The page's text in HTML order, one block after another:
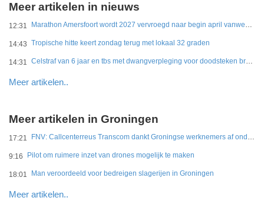
Meer artikelen in nieuws
12:31 Marathon Amersfoort wordt 2027 vervroegd naar begin april vanwege hitte
14:43 Tropische hitte keert zondag terug met lokaal 32 graden
14:31 Celstraf van 6 jaar en tbs met dwangverpleging voor doodsteken broer in Gouda
Meer artikelen..
Meer artikelen in Groningen
17:21 FNV: Callcenterreus Transcom dankt Groningse werknemers af ondanks miljoenenwinsten
9:16 Pilot om ruimere inzet van drones mogelijk te maken
18:01 Man veroordeeld voor bedreigen slagerijen in Groningen
Meer artikelen..